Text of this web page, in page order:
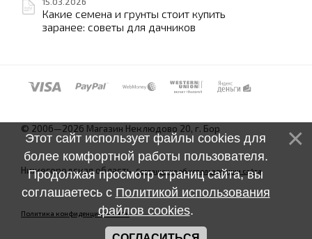
Какие семена и грунты стоит купить
заранее: советы для дачников
© 2006—2026 Магазин Неклюдово 20, г. Бор
Нижегородская область.Соглашение об использовании сайта
Политика конфиденциальности
Этот сайт использует файлы cookies для
более комфортной работы пользователя.
Продолжая просмотр страниц сайта, вы
соглашаетесь с Политикой использования
файлов cookies.